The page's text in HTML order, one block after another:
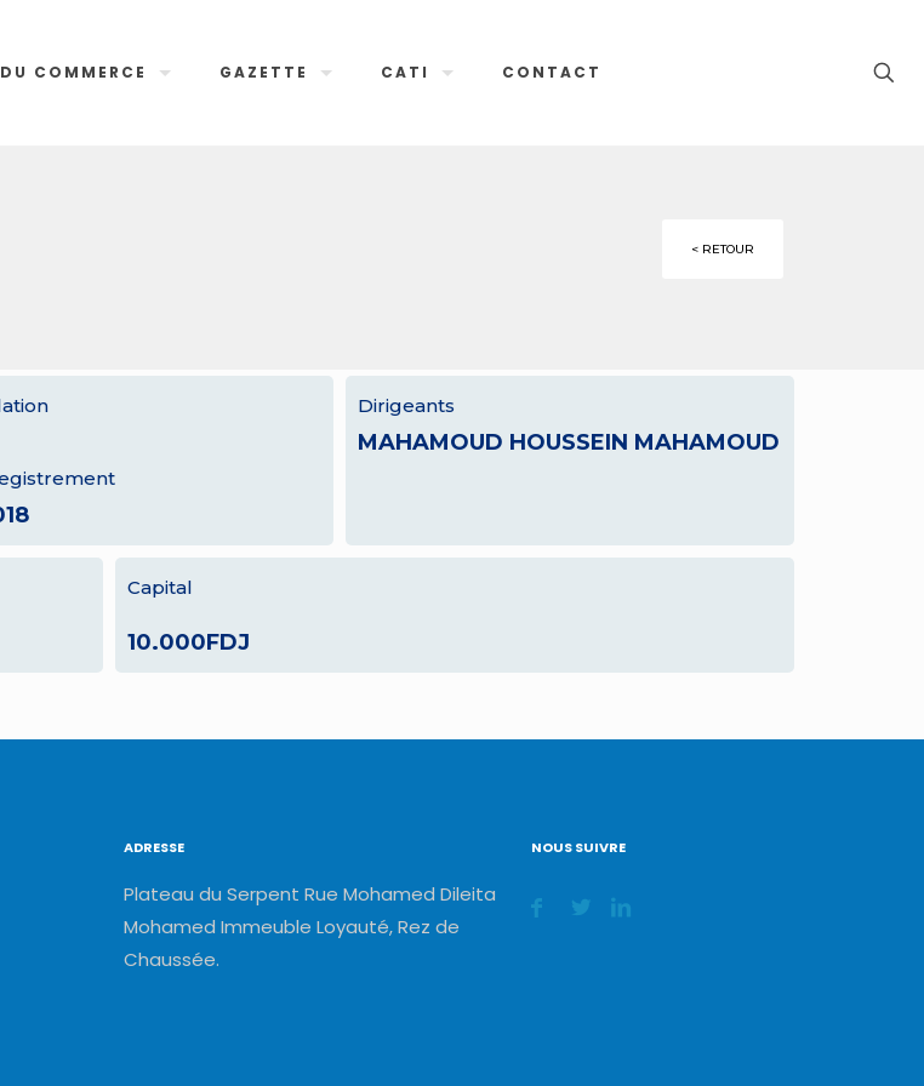
COMMERCE GAZETTE CATI CONTACT
< RETOUR
Dirigeants
MAHAMOUD HOUSSEIN MAHAMOUD
Capital
10.000FDJ
ADRESSE
Plateau du Serpent Rue Mohamed Dileita
Mohamed Immeuble Loyauté, Rez de
Chaussée.
NOUS SUIVRE